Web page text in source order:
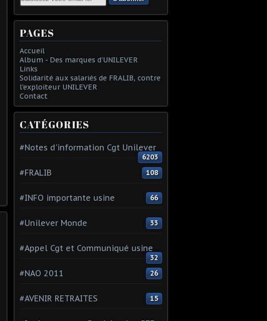
PAGES
Accueil
Album - Des marques d'UNILEVER
Links
Solidarité aux salariés de FRALIB, contre
l'exploiteur UNILEVER
Contact
CATÉGORIES
#Notes d'information Cgt Unilever
6203
#FRALIB 108
#INFO importante usine 66
#Unilever Monde 33
#Appel Cgt et Communiqué usine
32
#NAO 2011 26
#AVENIR RETRAITES 15